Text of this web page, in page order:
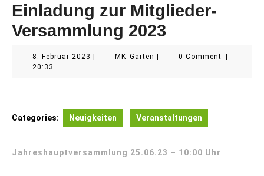
Einladung zur Mitglieder-
Versammlung 2023
8. Februar 2023 8.| MK_Garten MK_Garten
| 0 Comment |
20:33
Categories: Neuigkeiten Veranstaltungen
Jahreshauptversammlung 25.06.23 – 10:00 Uhr